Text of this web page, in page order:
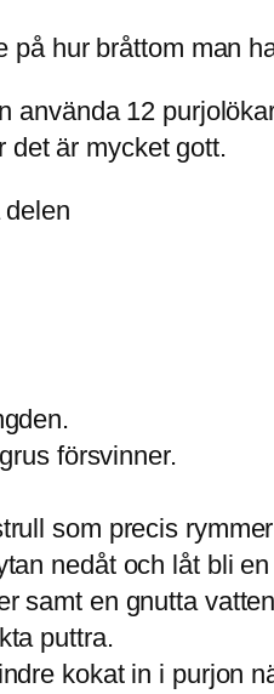
på hur bråttom man
använda 12
det är mycket gott.
försvinner.
som precis
nedåt och låt bli
samt en gnutta
puttra.
kokat in i purjon